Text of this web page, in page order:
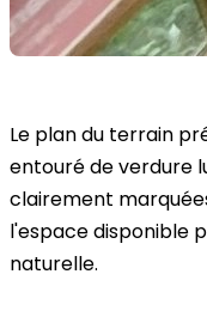
Le plan du terrain
entouré de verdure
clairement
l'espace disponible
naturelle.